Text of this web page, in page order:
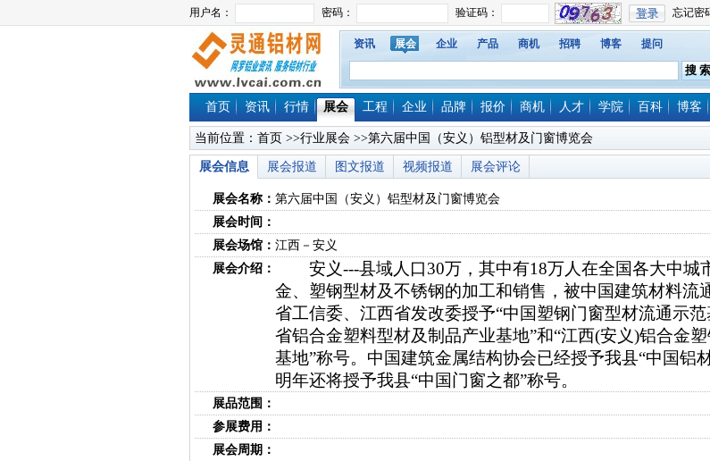
资讯 展会 企业 产品 商机 招聘 博客 提问
首页 资讯 行情 展会 工程 企业 品牌 报价 商机 人才 学院 百科 博客
当前位置： 首页 >>行业展会 >>第六届中国（安义）铝型材及门窗博览会
展会信息 展会报道 图文报道 视频报道 展会评论
展会名称： 第六届中国（安义）铝型材及门窗博览会
展会时间：
展会场馆： 江西－安义
展会介绍：
安义---县域人口30万，其中有18万人在全国各大中城
金、塑钢型材及不锈钢的加工和销售，被中国建筑材料流
省工信委、江西省发改委授予“中国塑钢门窗型材流通示范
省铝合金塑料型材及制品产业基地”和“江西(安义)铝合金
基地”称号。中国建筑金属结构协会已经授予我县“中国铝
明年还将授予我县“中国门窗之都”称号。
展品范围：
参展费用：
展会周期：